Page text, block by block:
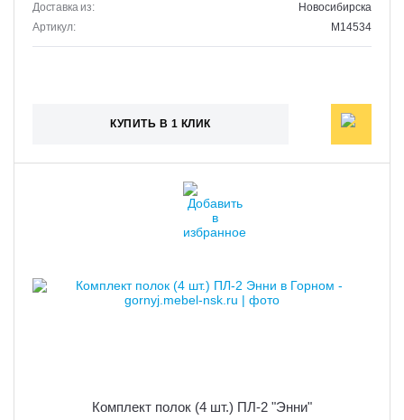
Доставка из:
Новосибирска
Артикул:
M14534
КУПИТЬ В 1 КЛИК
Комплект полок (4 шт.) ПЛ-2 "Энни"